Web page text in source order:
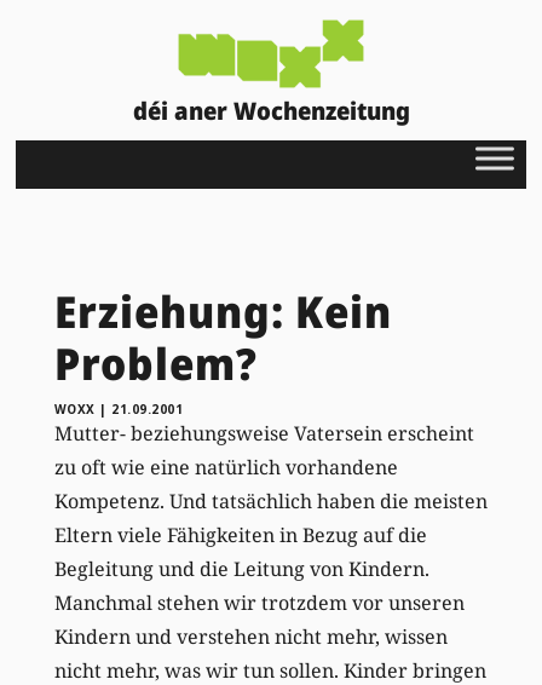
déi aner Wochenzeitung
Erziehung: Kein
Problem?
WOXX | 21.09.2001
Mutter- beziehungsweise Vatersein erscheint
zu oft wie eine natürlich vorhandene
Kompetenz. Und tatsächlich haben die meisten
Eltern viele Fähigkeiten in Bezug auf die
Begleitung und die Leitung von Kindern.
Manchmal stehen wir trotzdem vor unseren
Kindern und verstehen nicht mehr, wissen
nicht mehr, was wir tun sollen. Kinder bringen